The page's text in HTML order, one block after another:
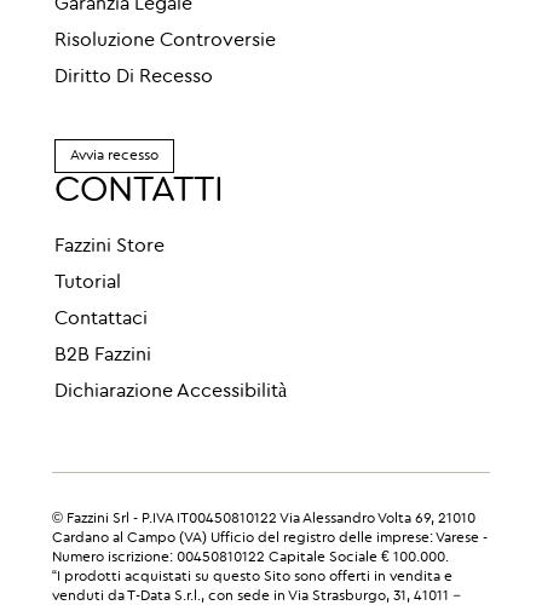
Garanzia Legale
Risoluzione Controversie
Diritto Di Recesso
Avvia recesso
CONTATTI
Fazzini Store
Tutorial
Contattaci
B2B Fazzini
Dichiarazione Accessibilità
© Fazzini Srl - P.IVA IT00450810122 Via Alessandro Volta 69, 21010
Cardano al Campo (VA) Ufficio del registro delle imprese: Varese -
Numero iscrizione: 00450810122 Capitale Sociale € 100.000.
“I prodotti acquistati su questo Sito sono offerti in vendita e
venduti da T-Data S.r.l., con sede in Via Strasburgo, 31, 41011 –